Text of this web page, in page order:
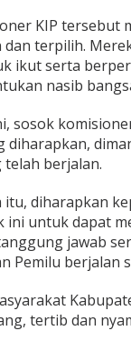
KIP
dan terpilih.
ikut serta
nasib
sosok
diharapkan,
telah berjalan.
itu, diharapkan
ini untuk dapat
jawab
Pemilu berjalan
tertib dan